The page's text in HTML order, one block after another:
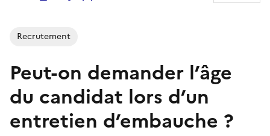
Recrutement
Peut-on demander l’âge
du candidat lors d’un
entretien d’embauche ?